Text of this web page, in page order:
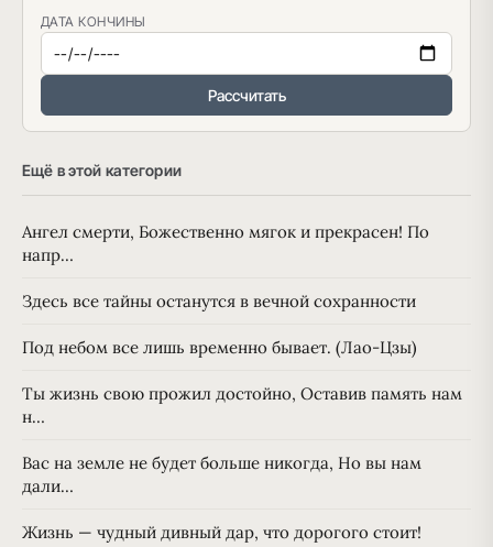
ДАТА КОНЧИНЫ
Рассчитать
Ещё в этой категории
Ангел смерти, Божественно мягок и прекрасен! По
напр…
Здесь все тайны останутся в вечной сохранности
Под небом все лишь временно бывает. (Лао-Цзы)
Ты жизнь свою прожил достойно, Оставив память нам
н…
Вас на земле не будет больше никогда, Но вы нам
дали…
Жизнь — чудный дивный дар, что дорогого стоит!